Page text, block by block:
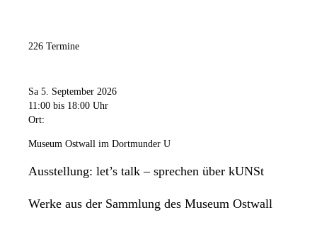
Freitag
11:00 Uhrbis18:00 Uhr
Sonntag
11:00 Uhr bis 18:00 Uhr
Das Dortmunder U ist an folgenden Tagen geschlossen: 24.
226 Termine
Sa 5. September 2026
11:00 bis 18:00 Uhr
Ort:
Museum Ostwall im Dortmunder U
Ausstellung: let’s talk – sprechen über kUNSt
Werke aus der Sammlung des Museum Ostwall